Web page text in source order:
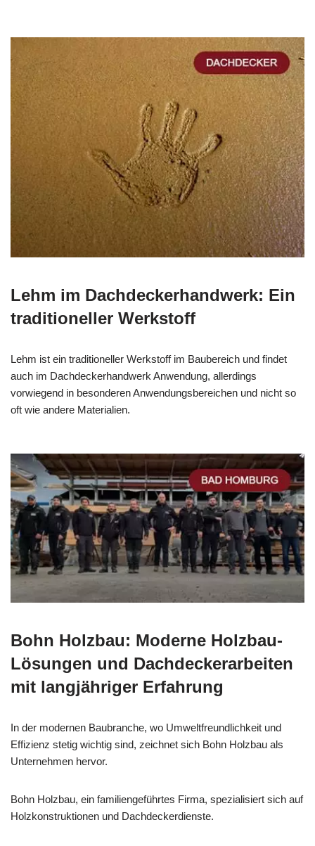
Lehm im Dachdeckerhandwerk: Ein
traditioneller Werkstoff
Lehm ist ein traditioneller Werkstoff im Baubereich und findet
auch im Dachdeckerhandwerk Anwendung, allerdings
vorwiegend in besonderen Anwendungsbereichen und nicht so
oft wie andere Materialien.
Bohn Holzbau: Moderne Holzbau-
Lösungen und Dachdeckerarbeiten
mit langjähriger Erfahrung
In der modernen Baubranche, wo Umweltfreundlichkeit und
Effizienz stetig wichtig sind, zeichnet sich Bohn Holzbau als
Unternehmen hervor.
Bohn Holzbau, ein familiengeführtes Firma, spezialisiert sich auf
Holzkonstruktionen und Dachdeckerdienste.